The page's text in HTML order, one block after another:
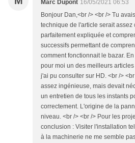
Marc Dupont 16/05/2021 06:53
Bonjour Dan,<br /> <br /> Tu
technique de l'article serait assez
parfaitement expliquée et
successifs permettant de
comment fonctionnait le bazar.
pour moi un des meilleurs
j'ai pu consulter sur HD. <br />
assez ingénieuse, mais devait
un entretien de tous les instants
correctement. L'origine de la
niveau. <br /> <br /> Pour les
conclusion : Visiter l'installation
à la machinerie ne me semble